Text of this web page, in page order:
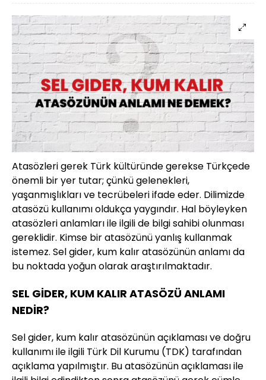
Atasözleri gerek Türk kültüründe gerekse Türkçede
önemli bir yer tutar; çünkü gelenekleri,
yaşanmışlıkları ve tecrübeleri ifade eder. Dilimizde
atasözü kullanımı oldukça yaygındır. Hal böyleyken
atasözleri anlamları ile ilgili de bilgi sahibi olunması
gereklidir. Kimse bir atasözünü yanlış kullanmak
istemez. Sel gider, kum kalır atasözünün anlamı da
bu noktada yoğun olarak araştırılmaktadır.
SEL GİDER, KUM KALIR ATASÖZÜ ANLAMI
NEDİR?
Sel gider, kum kalır atasözünün açıklaması ve doğru
kullanımı ile ilgili Türk Dil Kurumu (TDK) tarafından
açıklama yapılmıştır. Bu atasözünün açıklaması ile